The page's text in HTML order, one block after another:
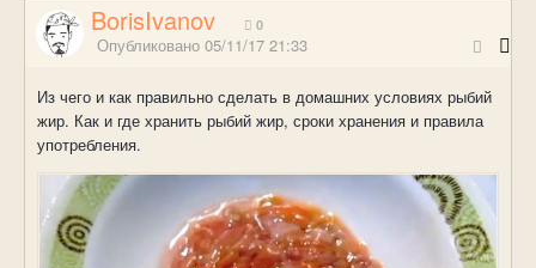
BorisIvanov 0
Опубликовано 05/11/17 21:33
Из чего и как правильно сделать в домашних условиях рыбий
жир. Как и где хранить рыбий жир, сроки хранения и правила
употребления.